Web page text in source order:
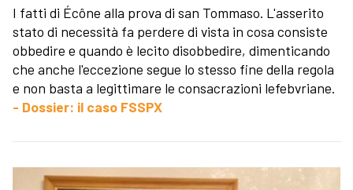
I fatti di Écône alla prova di san Tommaso. L'asserito
stato di necessità fa perdere di vista in cosa consiste
obbedire e quando è lecito disobbedire, dimenticando
che anche l'eccezione segue lo stesso fine della regola
e non basta a legittimare le consacrazioni lefebvriane.
- Dossier: il caso FSSPX